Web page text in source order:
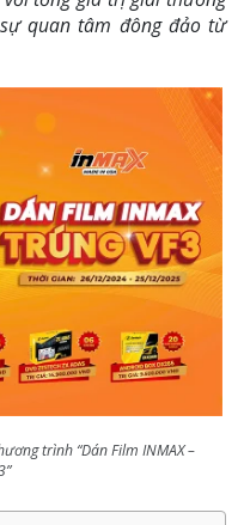
quan tâm đông đảo từ
trình “Dán Film INMAX –